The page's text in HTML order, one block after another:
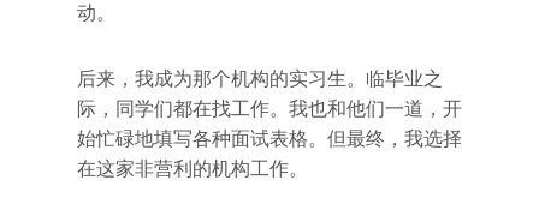
动。
后来，我成为那个机构的实习生。临毕业之
际，同学们都在找工作。我也和他们一道，开
始忙碌地填写各种面试表格。但最终，我选择
在这家非营利的机构工作。